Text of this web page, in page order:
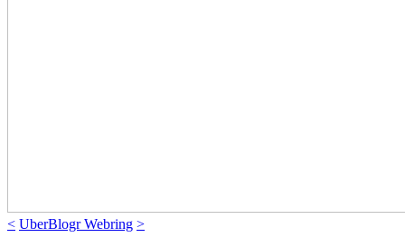
< UberBlogr Webring >